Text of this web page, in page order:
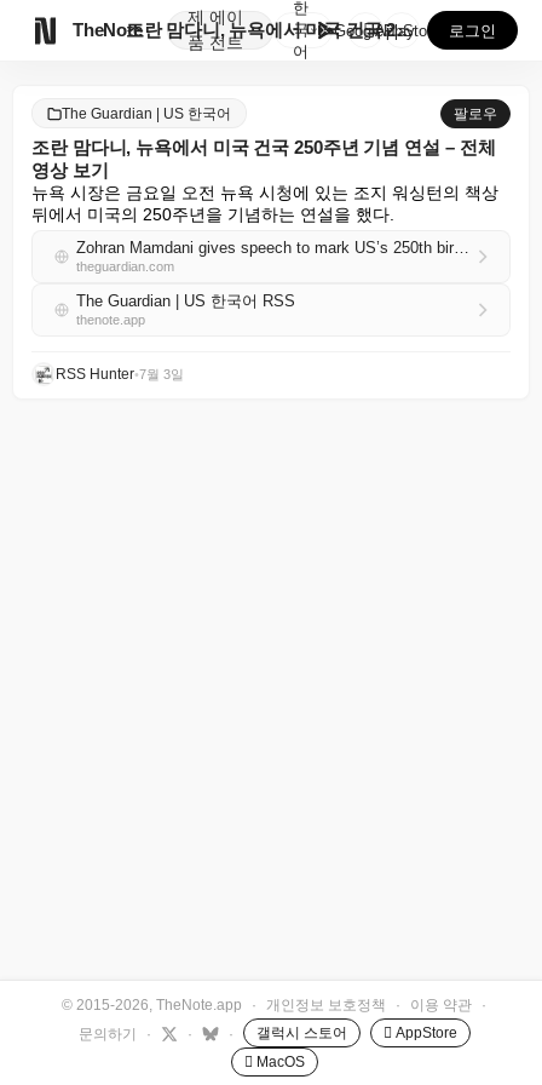
TheNote
제
품
에이
전트
조란 맘다니, 뉴욕에서 미국 건국 250주년 기념 연설...
한
국
어
GooglePlay
AppStore 로그인
The Guardian | US 한국어 팔로우
조란 맘다니, 뉴욕에서 미국 건국 250주년 기념 연설 – 전체
영상 보기
뉴욕 시장은 금요일 오전 뉴욕 시청에 있는 조지 워싱턴의 책상
뒤에서 미국의 250주년을 기념하는 연설을 했다.
Zohran Mamdani gives speech to mark US’s 250th birthday in New York – watch in full
theguardian.com
The Guardian | US 한국어 RSS
thenote.app
RSS Hunter•7월 3일
© 2015-2026, TheNote.app · 개인정보 보호정책 · 이용 약관
·
문의하기
· · · 갤럭시 스토어
 AppStore
 MacOS